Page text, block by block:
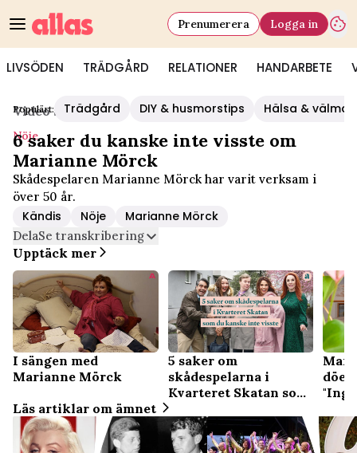
LIVSÖDEN TRÄDGÅRD RELATIONER HANDARBETE
Prenumerera Logga in
Populärt: Trädgård DIY & husmorstips Hälsa &
Video Start/Nöje
Nöje
6 saker du kanske inte visste om
Marianne Mörck
Skådespelaren Marianne Mörck har varit verksam i
över 50 år.
Kändis Nöje Marianne Mörck
DelaSe transkribering
Upptäck mer
I sängen med
Marianne Mörck
5 saker om
skådespelarna i
Kvarteret Skatan som
du kanske inte visste
Läs artiklar om ämnet